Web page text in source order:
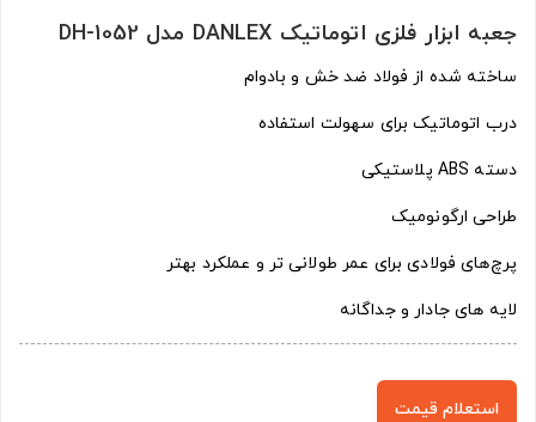
جعبه ابزار فلزی اتوماتیک DANLEX مدل DH-1052
ساخته شده از فولاد ضد خش و بادوام
درب اتوماتیک برای سهولت استفاده
دسته ABS پلاستیکی
طراحی ارگونومیک
پرچ‌های فولادی برای عمر طولانی تر و عملکرد بهتر
لایه های جادار و جداگانه
استعلام قیمت